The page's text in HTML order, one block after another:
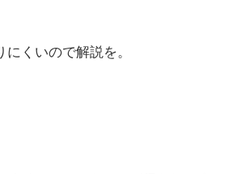
くいので解説を。